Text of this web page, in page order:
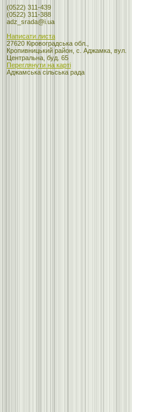
(0522) 311-439
(0522) 311-388
adz_srada@i.ua
Написати листа
27620 Кіровоградська обл.,
Кропивницький район, с. Аджамка, вул.
Центральна, буд. 65
Переглянути на карті
Аджамська сільська рада